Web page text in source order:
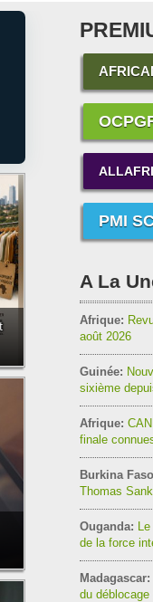
PMI
A La
Afrique:
août 2026
Guinée:
sixième
Afrique:
finale
Burkina
Thomas
Ouganda:
de la force
Madagascar:
du